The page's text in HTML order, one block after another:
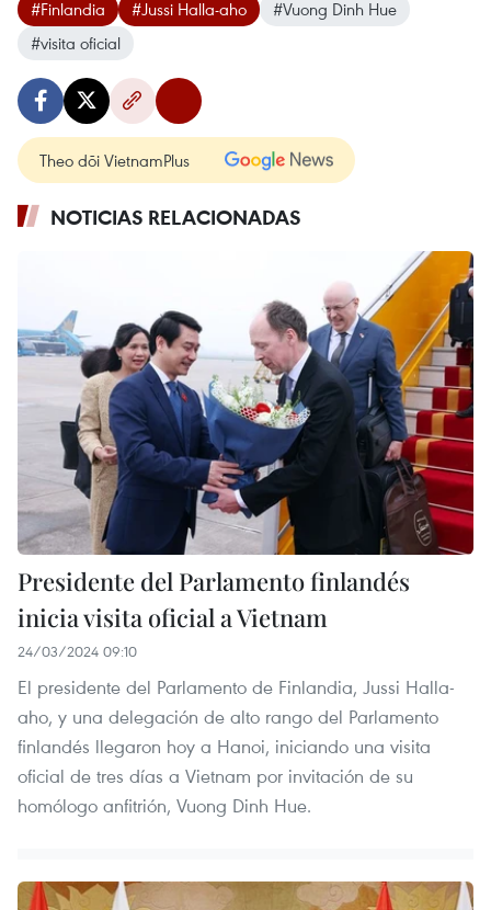
#Finlandia #Jussi Halla-aho
#Vuong Dinh Hue
#visita oficial
Theo dõi VietnamPlus
NOTICIAS RELACIONADAS
Presidente del Parlamento finlandés
inicia visita oficial a Vietnam
24/03/2024 09:10
El presidente del Parlamento de Finlandia, Jussi Halla-
aho, y una delegación de alto rango del Parlamento
finlandés llegaron hoy a Hanoi, iniciando una visita
oficial de tres días a Vietnam por invitación de su
homólogo anfitrión, Vuong Dinh Hue.